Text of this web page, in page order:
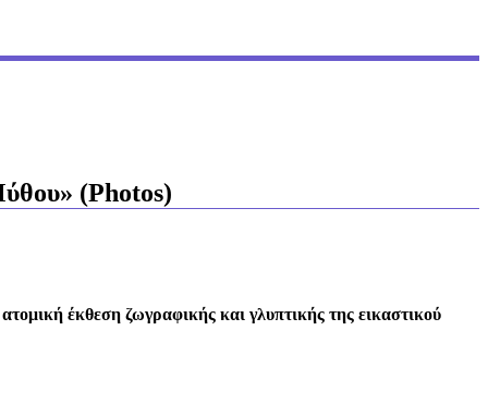
(Photos)
έκθεση ζωγραφικής και γλυπτικής της εικαστικού